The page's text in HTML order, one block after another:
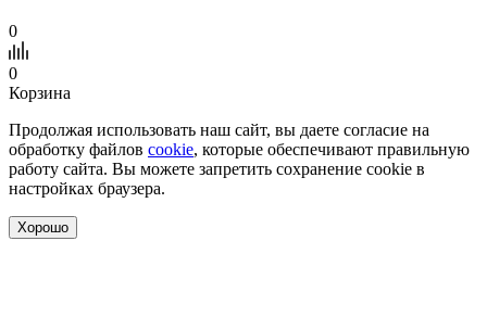
0
0
Корзина
Продолжая использовать наш сайт, вы даете согласие на
обработку файлов cookie, которые обеспечивают правильную
работу сайта. Вы можете запретить сохранение cookie в
настройках браузера.
Хорошо